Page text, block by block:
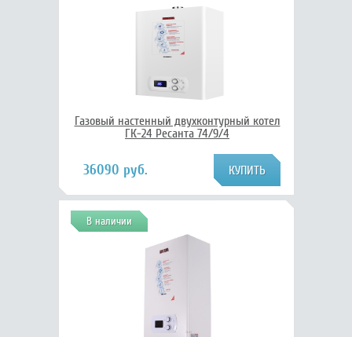
Газовый настенный двухконтурный котел
ГК-24 Ресанта 74/9/4
36090 руб.
В наличии